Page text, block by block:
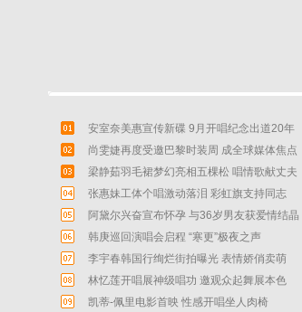
安室奈美惠宣传新碟 9月开唱纪念出道20年
尚雯婕再度受邀巴黎时装周 成全球媒体焦点
梁静茹羽毛裙梦幻亮相五棵松 唱情歌献丈夫
张惠妹工体个唱激动落泪 彩虹旗支持同志
阿黛尔兴奋宣布怀孕 与36岁男友获爱情结晶
韩庚巡回演唱会启程 “寒更”极夜之声
李宇春韩国行绚烂街拍曝光 表情娇俏卖萌
林忆莲开唱展神级唱功 邀观众起舞展本色
凯蒂-佩里电影首映 性感开唱坐人肉椅